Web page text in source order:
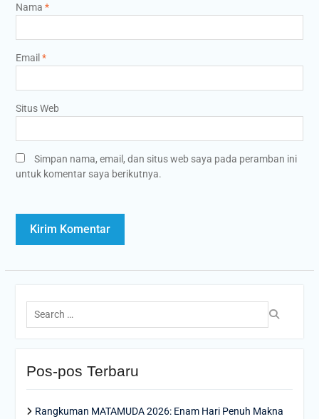
Nama *
Email *
Situs Web
Simpan nama, email, dan situs web saya pada peramban ini
untuk komentar saya berikutnya.
Search
for:
Pos-pos Terbaru
Rangkuman MATAMUDA 2026: Enam Hari Penuh Makna